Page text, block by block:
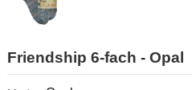
Friendship 6-fach - Opal